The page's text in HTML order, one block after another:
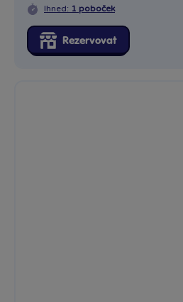
Ihned: 1 poboček
Rezervovat